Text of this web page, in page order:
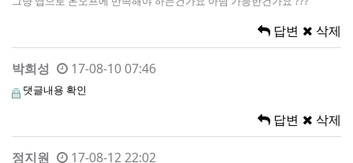
답변 삭제
박희성 17-08-10 07:46
댓글내용 확인
답변 삭제
정지원 17-08-12 22:02